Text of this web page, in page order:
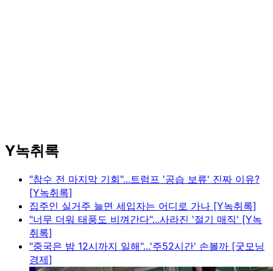
Y녹취록
"참수 전 마지막 기회"...트럼프 '공습 보류' 진짜 이유?
[Y녹취록]
집주인 실거주 늘면 세입자는 어디로 가나 [Y녹취록]
"너무 더워 태풍도 비껴간다"...사라진 '절기 매직' [Y녹
취록]
"중국은 밤 12시까지 일해"...'주52시간' 손볼까 [굿모닝
경제]